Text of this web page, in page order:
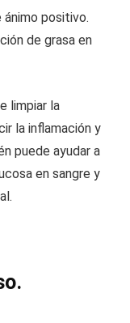
positivo.
de grasa en
limpiar la
la inflamación y
puede ayudar a
en sangre y